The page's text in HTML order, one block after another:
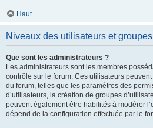
Haut
Niveaux des utilisateurs et
Que sont les administrateurs ?
Les administrateurs sont les membres
contrôle sur le forum. Ces utilisateurs
du forum, telles que les paramètres des
d’utilisateurs, la création de groupes
peuvent également être habilités à modérer
dépend de la configuration effectuée par le